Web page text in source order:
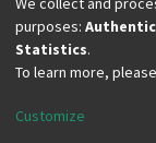
Copyright
purposes:
Statistics.
To learn more,
Customize